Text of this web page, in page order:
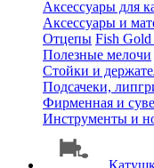
Аксессуары для
Аксессуары и
Отцепы Fish Gold
Полезные мелочи
Стойки и
Подсачеки,
Фирменная и
Инструменты и